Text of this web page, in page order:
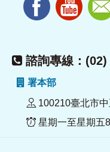
諮詢專線：
署本部
100210臺北市
星期一至星期五